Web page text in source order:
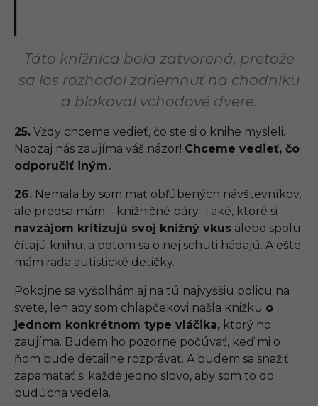
Táto knižnica bola zatvorená, pretože
sa los rozhodol zdriemnuť na chodníku
a blokoval vchodové dvere.
25. Vždy chceme vedieť, čo ste si o knihe mysleli.
Naozaj nás zaujíma váš názor! Chceme vedieť, čo
odporučiť iným.
26. Nemala by som mať obľúbených návštevníkov,
ale predsa mám – knižničné páry. Také, ktoré si
navzájom kritizujú svoj knižný vkus alebo spolu
čítajú knihu, a potom sa o nej schuti hádajú. A ešte
mám rada autistické detičky.
Pokojne sa vyšplhám aj na tú najvyššiu policu na
svete, len aby som chlapčekovi našla knižku o
jednom konkrétnom type vláčika, ktorý ho
zaujíma. Budem ho pozorne počúvať, keď mi o
ňom bude detailne rozprávať. A budem sa snažiť
zapamätať si každé jedno slovo, aby som to do
budúcna vedela.